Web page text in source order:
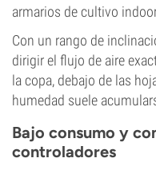
armarios de cultivo
Con un rango de
dirigir el flujo de aire
la copa, debajo de las
humedad suele
Bajo consumo y
controladores